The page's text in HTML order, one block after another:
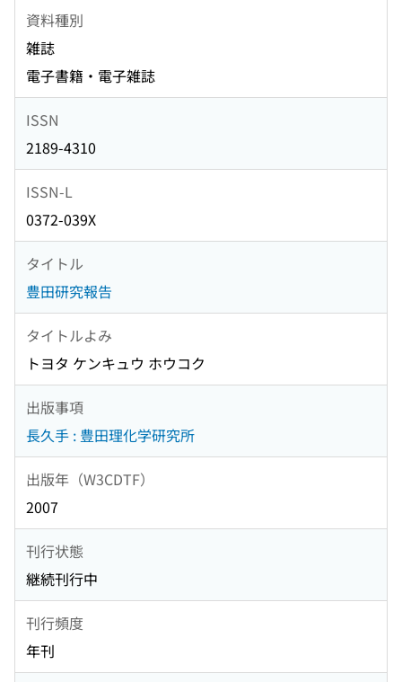
資料種別
雑誌
電子書籍・電子雑誌
ISSN
2189-4310
ISSN-L
0372-039X
タイトル
豊田研究報告
タイトルよみ
トヨタ ケンキュウ ホウコク
出版事項
長久手 : 豊田理化学研究所
出版年（W3CDTF）
2007
刊行状態
継続刊行中
刊行頻度
年刊